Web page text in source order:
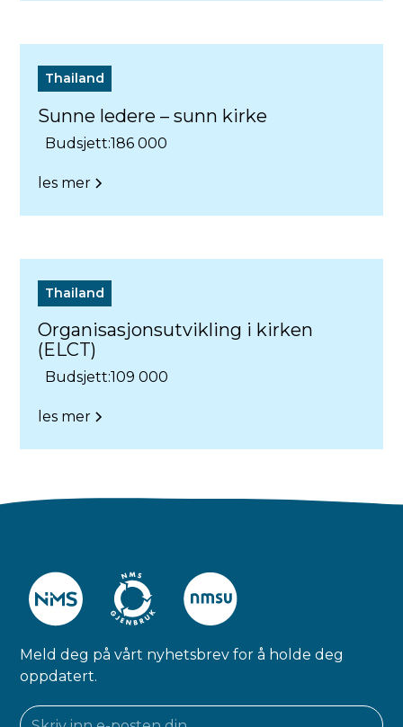
Thailand
Sunne ledere – sunn kirke
Budsjett:186 000
les mer
Thailand
Organisasjonsutvikling i kirken
(ELCT)
Budsjett:109 000
les mer
Meld deg på vårt nyhetsbrev for å holde deg
oppdatert.